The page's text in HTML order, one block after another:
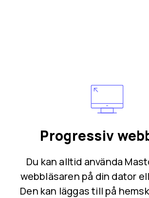
Progressiv
Du kan alltid använda
webbläsaren på din dator
Den kan läggas till på